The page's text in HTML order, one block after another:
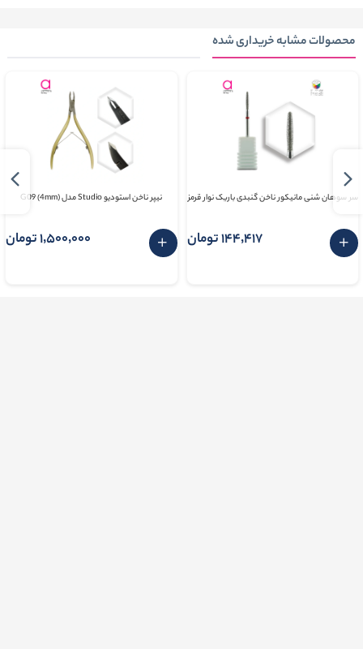
محصولات مشابه خریداری شده
سر سوهان شنی مانیکور ناخن گنبدی باریک نوار قرمز
144٬417 تومان
نیپر ناخن استودیو Studio مدل G09 (4mm)
1٬500٬000 تومان